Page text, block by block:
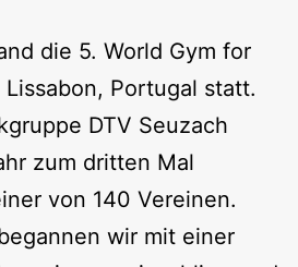
die 5. World Gym for
Portugal statt.
DTV Seuzach
zum dritten Mal
von 140 Vereinen.
wir mit einer